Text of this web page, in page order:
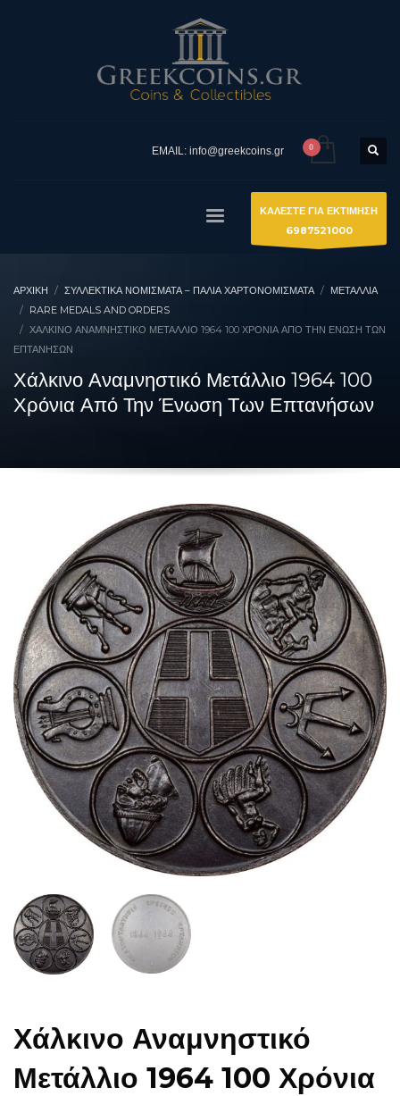
EMAIL: info@greekcoins.gr
ΚΑΛΕΣΤΕ ΓΙΑ ΕΚΤΙΜΗΣΗ
6987521000
ΑΡΧΙΚΉ ΣΥΛΛΕΚΤΙΚΆ ΝΟΜΊΣΜΑΤΑ – ΠΑΛΙΆ ΧΑΡΤΟΝΟΜΊΣΜΑΤΑ
ΜΕΤΑΛΛΙΑ
RARE MEDALS AND ORDERS
ΧΆΛΚΙΝΟ ΑΝΑΜΝΗΣΤΙΚΌ ΜΕΤΆΛΛΙΟ 1964 100 ΧΡΌΝΙΑ ΑΠΌ ΤΗΝ ΈΝΩΣΗ ΤΩΝ
ΕΠΤΑΝΉΣΩΝ
Χάλκινο Αναμνηστικό Μετάλλιο 1964 100
Χρόνια Από Την Ένωση Των Επτανήσων
Χάλκινο Αναμνηστικό
Μετάλλιο 1964 100 Χρόνια